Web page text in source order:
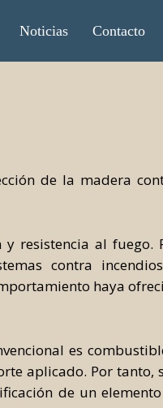
Noticias Contacto
de la madera
resistencia al fuego.
contra
haya
es
aplicado. Por tanto,
de un